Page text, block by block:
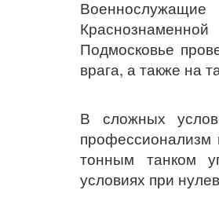
Подмосковье
врага, а также на
В сложных
тонным танком
условиях при